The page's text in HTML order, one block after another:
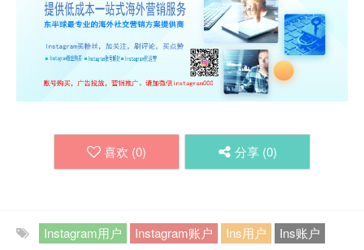
喜欢 (0) 分享 (0)
Instagram用户 Instagram账户 Ins用户 Ins账户